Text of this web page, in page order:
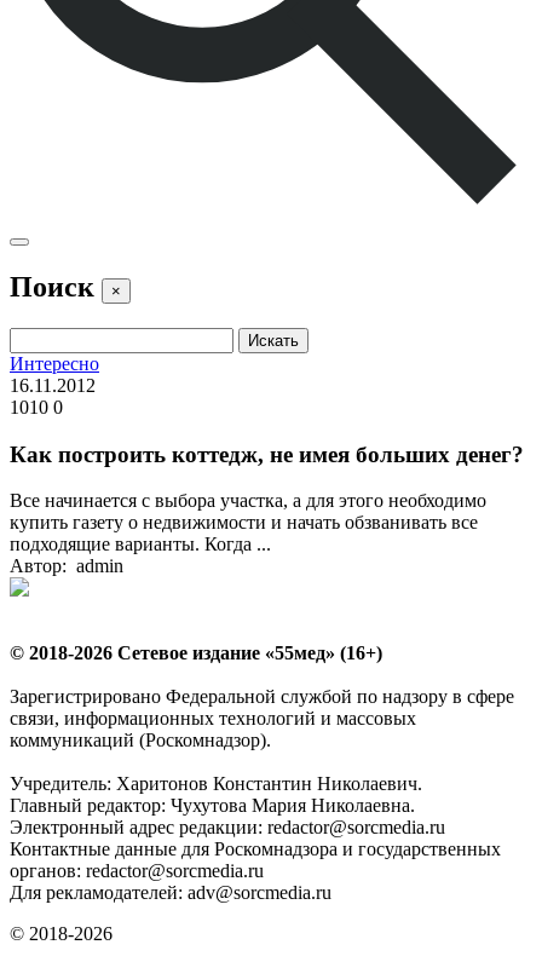
Поиск ×
Интересно
16.11.2012
1010 0
Как построить коттедж, не имея больших денег?
Все начинается с выбора участка, а для этого необходимо
купить газету о недвижимости и начать обзванивать все
подходящие варианты. Когда ...
Автор: admin
© 2018-2026 Сетевое издание «55мед» (16+)
Зарегистрировано Федеральной службой по надзору в сфере
связи, информационных технологий и массовых
коммуникаций (Роскомнадзор).
Учредитель: Харитонов Константин Николаевич.
Главный редактор: Чухутова Мария Николаевна.
Электронный адрес редакции: redactor@sorcmedia.ru
Контактные данные для Роскомнадзора и государственных
органов: redactor@sorcmedia.ru
Для рекламодателей: adv@sorcmedia.ru
© 2018-2026